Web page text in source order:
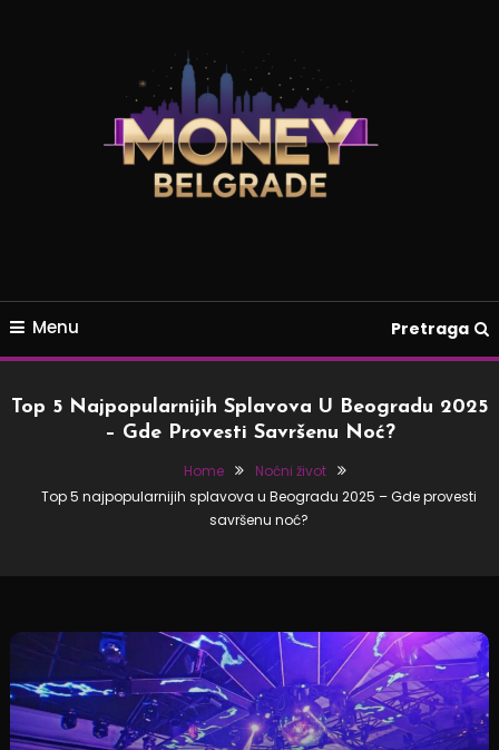
Menu Pretraga
Top 5 Najpopularnijih Splavova U Beogradu 2025
– Gde Provesti Savršenu Noć?
Home
Noćni život
Top 5 najpopularnijih splavova u Beogradu 2025 – Gde provesti
savršenu noć?